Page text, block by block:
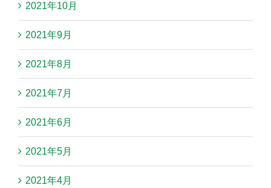
2021年10月
2021年9月
2021年8月
2021年7月
2021年6月
2021年5月
2021年4月